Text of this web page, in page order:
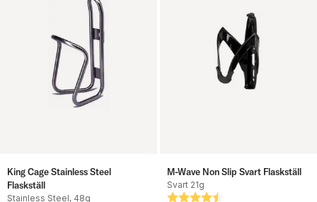
King Cage Stainless Steel
Flaskställ
Stainless Steel, 48g
M-Wave Non Slip Svart Flaskställ
Svart 21g